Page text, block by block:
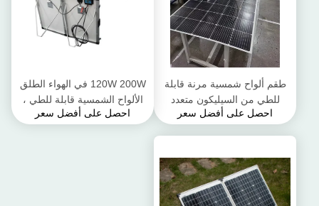
طقم ألواح شمسية مرنة قابلة
للطي من السيليكون متعدد
الكريستالات 100 واط 200 واطاحصل على أفضل سعر
120W 200W في الهواء الطلق
الألواح الشمسية قابلة للطي ،
الألواح الشمسية المحمولة قابلة
احصل على أفضل سعر